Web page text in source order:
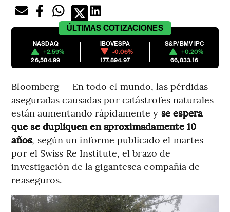
ÚLTIMAS COTIZACIONES
NASDAQ
+2.59%
26,584.99
IBOVESPA
-0.06%
177,894.97
S&P/BMV IPC
+0.20%
66,833.16
Bloomberg — En todo el mundo, las pérdidas
aseguradas causadas por catástrofes naturales
están aumentando rápidamente y se espera
que se dupliquen en aproximadamente 10
años, según un informe publicado el martes
por el Swiss Re Institute, el brazo de
investigación de la gigantesca compañía de
reaseguros.